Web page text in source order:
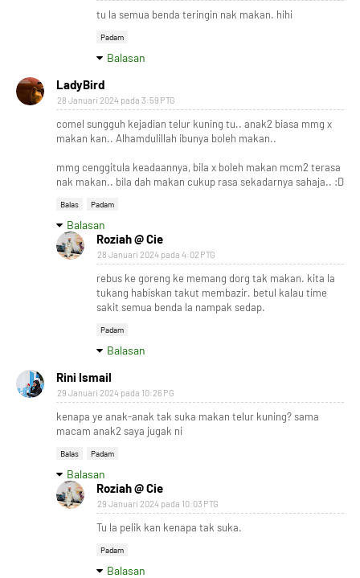
tu la semua benda teringin nak makan. hihi
Padam
Balasan
LadyBird
28 Januari 2024 pada 3:59 PTG
comel sungguh kejadian telur kuning tu.. anak2 biasa mmg x
makan kan.. Alhamdulillah ibunya boleh makan..
mmg cenggitula keadaannya, bila x boleh makan mcm2 terasa
nak makan.. bila dah makan cukup rasa sekadarnya sahaja.. :D
Balas Padam
Balasan
Roziah @ Cie
28 Januari 2024 pada 4:02 PTG
rebus ke goreng ke memang dorg tak makan. kita la
tukang habiskan takut membazir. betul kalau time
sakit semua benda la nampak sedap.
Padam
Balasan
Rini Ismail
29 Januari 2024 pada 10:26 PG
kenapa ye anak-anak tak suka makan telur kuning? sama
macam anak2 saya jugak ni
Balas Padam
Balasan
Roziah @ Cie
29 Januari 2024 pada 10:03 PTG
Tu la pelik kan kenapa tak suka.
Padam
Balasan